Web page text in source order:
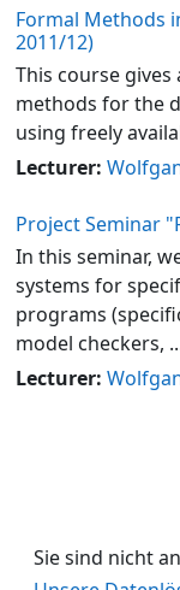
Formal Methods
2011/12)
This course
methods for the
using freely
Lecturer:
Project Seminar
In this seminar,
systems for
programs
model checkers,
Lecturer:
Sie sind nicht